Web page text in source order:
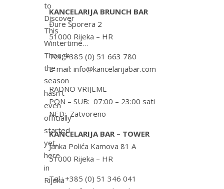
to
Discover
This
Wintertime…
Though
the
season
hasn’t
even
officially
started
yet,
here
in
Rijeka
KANCELARIJA BRUNCH BAR
Đure Šporera 2
51000 Rijeka – HR
Tel.: +385 (0) 51 663 780
E-mail: info@kancelarijabar.com
RADNO VRIJEME
PON – SUB: 07:00 – 23:00 sati
NED: Zatvoreno
KANCELARIJA BAR – TOWER
Janka Polića Kamova 81 A
51000 Rijeka – HR
Tel.: +385 (0) 51 346 041